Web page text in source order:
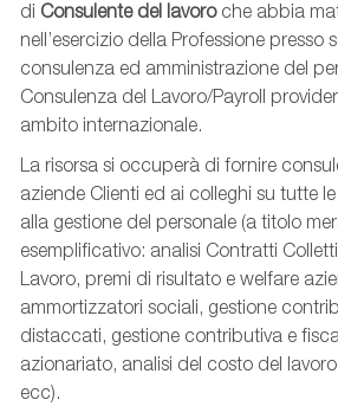
di Consulente del lavoro che abbia
nell’esercizio della Professione presso
consulenza ed amministrazione del
Consulenza del Lavoro/Payroll
ambito internazionale.
La risorsa si occuperà di fornire
aziende Clienti ed ai colleghi su tutte
alla gestione del personale (a titolo
esemplificativo: analisi Contratti
Lavoro, premi di risultato e welfare
ammortizzatori sociali, gestione
distaccati, gestione contributiva e
azionariato, analisi del costo del
ecc).